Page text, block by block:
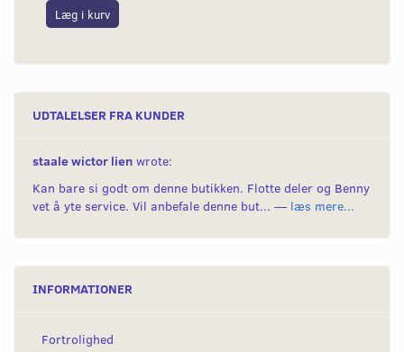
Læg i kurv
UDTALELSER FRA KUNDER
staale wictor lien wrote:
Kan bare si godt om denne butikken. Flotte deler og Benny
vet å yte service. Vil anbefale denne but... — læs mere...
INFORMATIONER
Fortrolighed